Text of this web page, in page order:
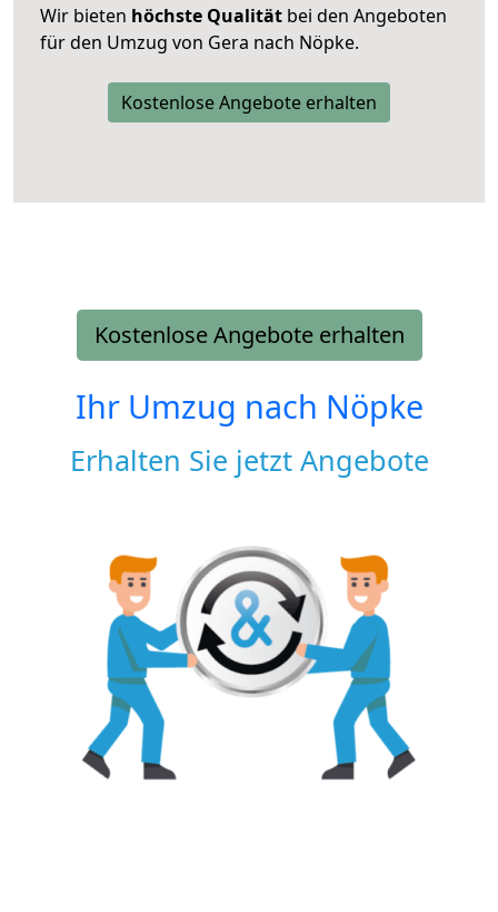
Wir bieten höchste Qualität bei den Angeboten
für den Umzug von Gera nach Nöpke.
Kostenlose Angebote erhalten
Kostenlose Angebote erhalten
Ihr Umzug nach Nöpke
Erhalten Sie jetzt Angebote